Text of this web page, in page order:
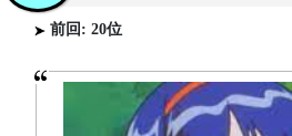
前回: 20位